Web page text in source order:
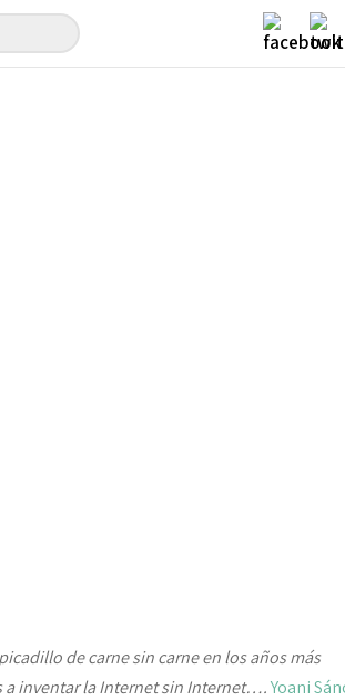
de carne sin carne en los años más
a inventar la Internet sin Internet…. Yoani